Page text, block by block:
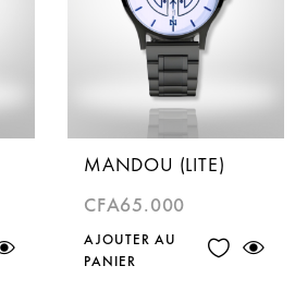
MANDOU (LITE)
CFA65.000
AJOUTER AU
PANIER